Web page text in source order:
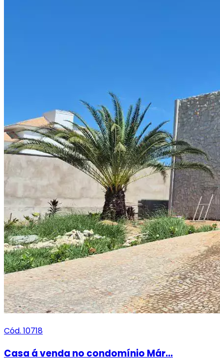
Cód. 10718
Casa á venda no condomínio Már...